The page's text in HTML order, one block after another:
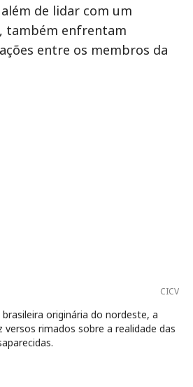
de lidar com um
também enfrentam
entre os membros da
CICV
originária do nordeste, a
versos rimados sobre a realidade das